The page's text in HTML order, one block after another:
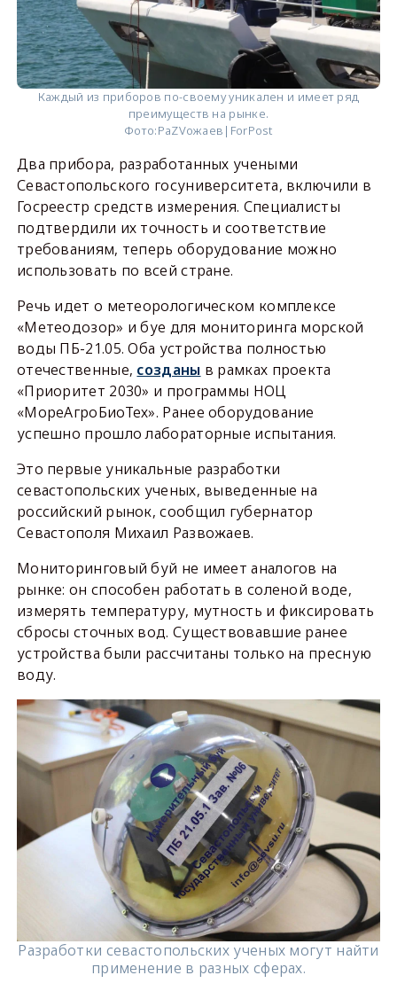
Каждый из приборов по-своему уникален и имеет ряд
преимуществ на рынке.
Фото:РаZVожаев|ForPost
Два прибора, разработанных учеными
Севастопольского госуниверситета, включили в
Госреестр средств измерения. Специалисты
подтвердили их точность и соответствие
требованиям, теперь оборудование можно
использовать по всей стране.
Речь идет о метеорологическом комплексе
«Метеодозор» и буе для мониторинга морской
воды ПБ-21.05. Оба устройства полностью
отечественные, созданы в рамках проекта
«Приоритет 2030» и программы НОЦ
«МореАгроБиоТех». Ранее оборудование
успешно прошло лабораторные испытания.
Это первые уникальные разработки
севастопольских ученых, выведенные на
российский рынок, сообщил губернатор
Севастополя Михаил Развожаев.
Мониторинговый буй не имеет аналогов на
рынке: он способен работать в соленой воде,
измерять температуру, мутность и фиксировать
сбросы сточных вод. Существовавшие ранее
устройства были рассчитаны только на пресную
воду.
Разработки севастопольских ученых могут найти
применение в разных сферах.